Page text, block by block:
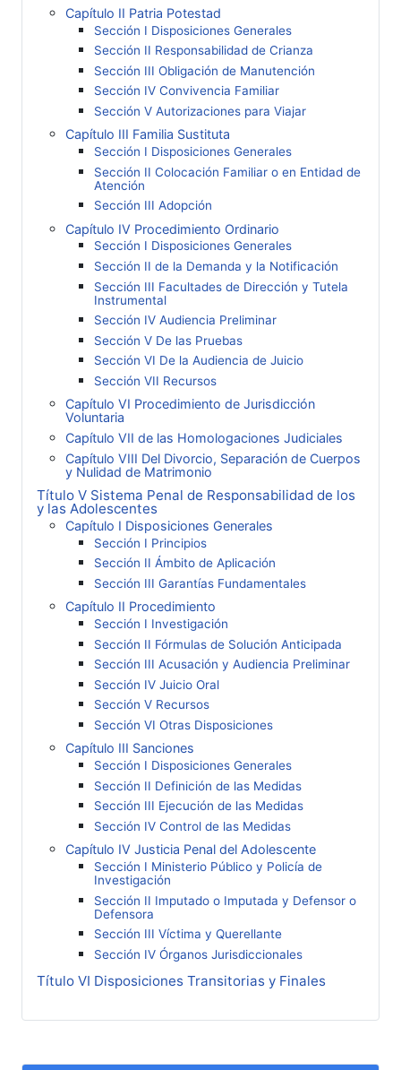
Capítulo II Patria Potestad
Sección I Disposiciones Generales
Sección II Responsabilidad de Crianza
Sección III Obligación de Manutención
Sección IV Convivencia Familiar
Sección V Autorizaciones para Viajar
Capítulo III Familia Sustituta
Sección I Disposiciones Generales
Sección II Colocación Familiar o en Entidad de
Atención
Sección III Adopción
Capítulo IV Procedimiento Ordinario
Sección I Disposiciones Generales
Sección II de la Demanda y la Notificación
Sección III Facultades de Dirección y Tutela
Instrumental
Sección IV Audiencia Preliminar
Sección V De las Pruebas
Sección VI De la Audiencia de Juicio
Sección VII Recursos
Capítulo VI Procedimiento de Jurisdicción
Voluntaria
Capítulo VII de las Homologaciones Judiciales
Capítulo VIII Del Divorcio, Separación de Cuerpos
y Nulidad de Matrimonio
Título V Sistema Penal de Responsabilidad de los
y las Adolescentes
Capítulo I Disposiciones Generales
Sección I Principios
Sección II Ámbito de Aplicación
Sección III Garantías Fundamentales
Capítulo II Procedimiento
Sección I Investigación
Sección II Fórmulas de Solución Anticipada
Sección III Acusación y Audiencia Preliminar
Sección IV Juicio Oral
Sección V Recursos
Sección VI Otras Disposiciones
Capítulo III Sanciones
Sección I Disposiciones Generales
Sección II Definición de las Medidas
Sección III Ejecución de las Medidas
Sección IV Control de las Medidas
Capítulo IV Justicia Penal del Adolescente
Sección I Ministerio Público y Policía de
Investigación
Sección II Imputado o Imputada y Defensor o
Defensora
Sección III Víctima y Querellante
Sección IV Órganos Jurisdiccionales
Título VI Disposiciones Transitorias y Finales